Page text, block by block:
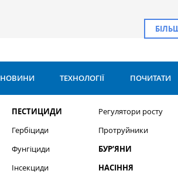
НОВИНИ ТЕХНОЛОГІЇ ПОЧИТАТИ
ПЕСТИЦИДИ
Гербіциди
Фунгіциди
Інсекциди
Регулятори росту
Протруйники
БУР’ЯНИ
НАСІННЯ